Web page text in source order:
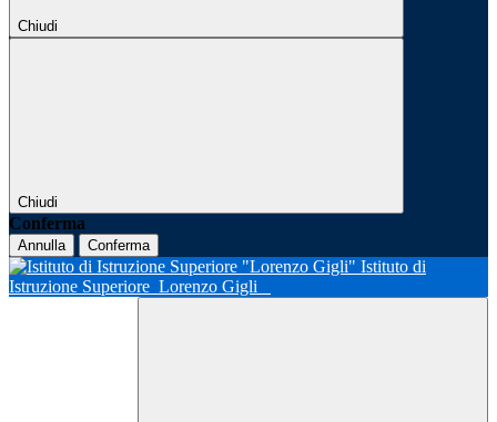
Chiudi
Chiudi
Conferma
Annulla Conferma
Istituto di
Istruzione Superiore Lorenzo Gigli